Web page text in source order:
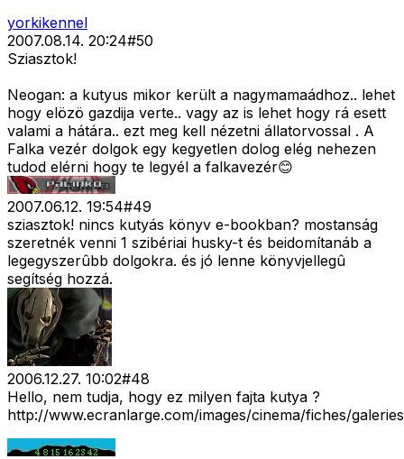
yorkikennel
2007.08.14. 20:24#50
Sziasztok!
Neogan: a kutyus mikor került a nagymamaádhoz.. lehet
hogy elözö gazdija verte.. vagy az is lehet hogy rá esett
valami a hátára.. ezt meg kell nézetni állatorvossal . A
Falka vezér dolgok egy kegyetlen dolog elég nehezen
tudod elérni hogy te legyél a falkavezér😊
2007.06.12. 19:54#49
sziasztok! nincs kutyás könyv e-bookban? mostanság
szeretnék venni 1 szibériai husky-t és beidomítanáb a
legegyszerûbb dolgokra. és jó lenne könyvjellegû
segítség hozzá.
2006.12.27. 10:02#48
Hello, nem tudja, hogy ez milyen fajta kutya ?
http://www.ecranlarge.com/images/cinema/fiches/